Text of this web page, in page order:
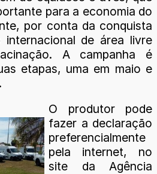
para a economia do
por conta da conquista
internacional de área livre
A campanha é
etapas, uma em maio e
O produtor pode
fazer a declaração
preferencialmente
pela internet, no
site da Agência